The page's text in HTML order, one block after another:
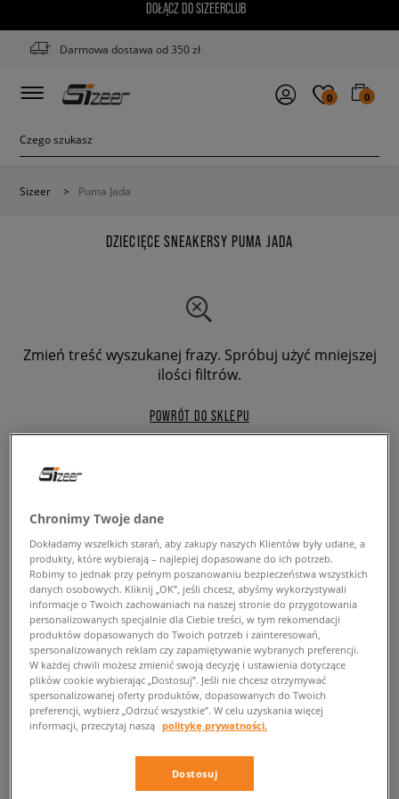
DOŁĄCZ DO SIZEERCLUB
Darmowa dostawa od 350 zł
0 0
Sizeer > Puma Jada
DZIECIĘCE SNEAKERSY PUMA JADA
Zmień treść wyszukanej frazy. Spróbuj użyć mniejszej
ilości filtrów.
POWRÓT DO SKLEPU
Back to basics – młodzieżowe
sneakersy Puma
W tym sezonie stawiasz na sprawdzony i zawsze modny minimalizm,
który bije rekordy popularności nawet wówczas, gdy słynni, sportowi
producenci coraz chętniej stawiają na wielokolorowesneakersyoraz
projekty, których futurystyczny dziajn zadziwia za każdym razem?
Poszukujesz młodzieżowych sneakerów, które świetnie odnajdą się w
miejskich setach? W takim razie to już najwyższa pora abyś przyjrzał się
z bliska jednej z gorących nowości w ofercie Sizeer prosto od brandu
Puma. Obiektem westchnień wszystkich fanów oraz fanek klasyki są
bowiem kicksy Puma Jada Jr, czylijuniorskie butysportowe, w których
sprawą wysokiej jakości materiałów oraz konstrukcji sneakersów
dopracowanej w każdym szczególe. W inspirowanym obuwiem
Chronimy Twoje dane
Dokładamy wszelkich starań, aby zakupy naszych Klientów były udane, a
produkty, które wybierają – najlepiej dopasowane do ich potrzeb.
Robimy to jednak przy pełnym poszanowaniu bezpieczeństwa wszystkich
danych osobowych. Kliknij „OK”, jeśli chcesz, abyśmy wykorzystywali
informacje o Twoich zachowaniach na naszej stronie do przygotowania
personalizowanych specjalnie dla Ciebie treści, w tym rekomendacji
produktów dopasowanych do Twoich potrzeb i zainteresowań,
spersonalizowanych reklam czy zapamiętywanie wybranych preferencji.
W każdej chwili możesz zmienić swoją decyzję i ustawienia dotyczące
plików cookie wybierając „Dostosuj”. Jeśli nie chcesz otrzymywać
spersonalizowanej oferty produktów, dopasowanych do Twoich
preferencji, wybierz „Odrzuć wszystkie”. W celu uzyskania więcej
informacji, przeczytaj naszą politykę prywatności.
Dostosuj